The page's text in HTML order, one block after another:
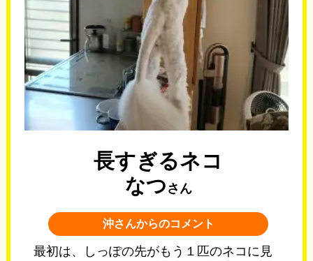
長すぎるネコ
なつ さん
沖さんからのコメント
最初は、しっぽの先がもう１匹のネコに見